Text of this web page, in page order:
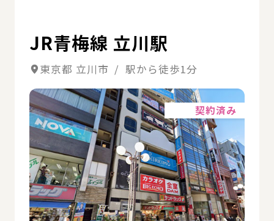
JR青梅線 立川駅
東京都 立川市 / 駅から徒歩1分
契約済み